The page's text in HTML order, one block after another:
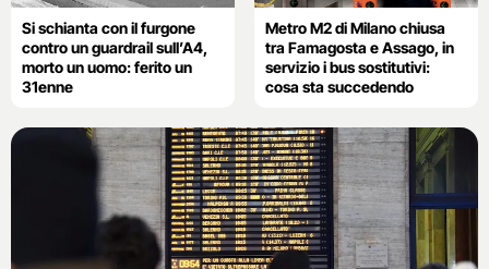
Si schianta con il furgone
contro un guardrail sull’A4,
morto un uomo: ferito un
31enne
Metro M2 di Milano chiusa
tra Famagosta e Assago, in
servizio i bus sostitutivi:
cosa sta succedendo